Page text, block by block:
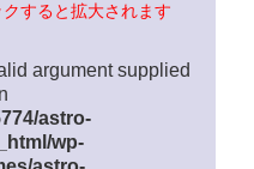
すると拡大されます
argument supplied
astro-
wp-